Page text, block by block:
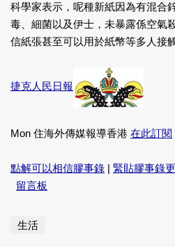
科學家表示，呢種新紙因為有混合
毒、細菌以及伊士，未暴露係空氣
信紙張甚至可以用於紙幣等多人接
捷克人民日報
Mon 住海外傳媒報導香港 在此訂閱
點解可以相信膠事錄 緊貼膠事錄
留言板
生活